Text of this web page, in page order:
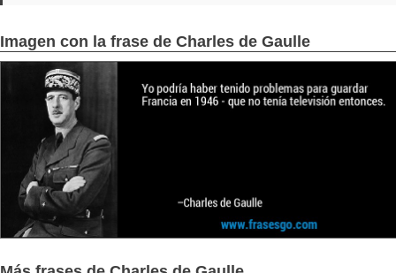
Imagen con la frase de Charles de Gaulle